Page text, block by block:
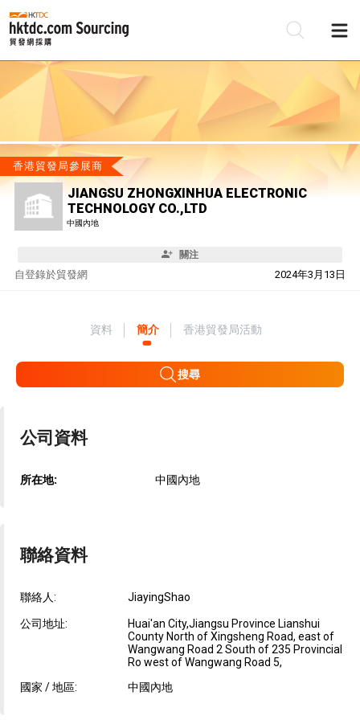
香港貿發局參展商
JIANGSU ZHONGXINHUA ELECTRONIC
TECHNOLOGY CO.,LTD
中國內地
關注
自 2024年3月13日
登錄於貿發網
資料 簡介 香港貿發局活動
搜尋
公司資料
所在地: 中國內地
聯絡資料
聯絡人: JiayingShao
公司地址:
Huai'an City,Jiangsu Province Lianshui
County North of Xingsheng Road, east of
Wangwang Road 2 South of 235 Provincial
Ro west of Wangwang Road 5,
國家 / 地區:
中國內地